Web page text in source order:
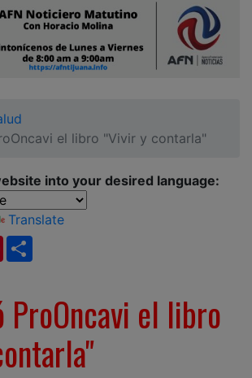
el libro "Vivir y contarla"
into your desired language:
Translate
Pinterest
ProOncavi el libro